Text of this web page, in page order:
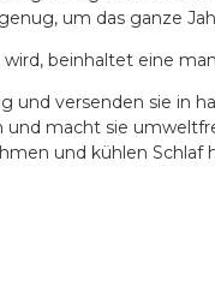
um das ganze
beinhaltet eine
und versenden sie
macht sie
und kühlen